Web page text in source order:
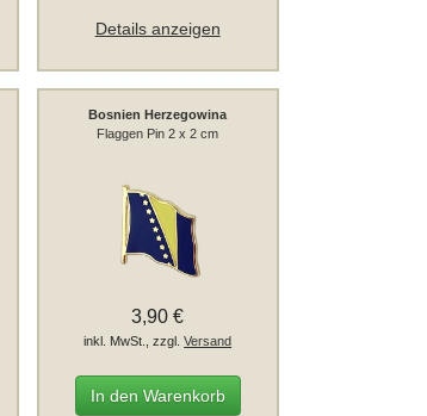
Details anzeigen
Bosnien Herzegowina
Flaggen Pin 2 x 2 cm
3,90 €
inkl. MwSt., zzgl.Versand
In den Warenkorb